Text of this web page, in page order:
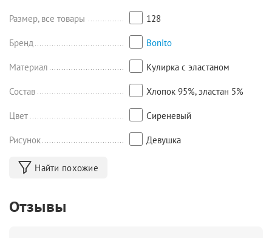
длина 69/43 см;
длина 72/46 см;
длина 75/47,5 см.
Размер, все товары 128
Бренд Bonito
Материал Кулирка с эластаном
Состав Хлопок 95%, эластан 5%
Цвет Сиреневый
Рисунок Девушка
Найти похожие
Отзывы